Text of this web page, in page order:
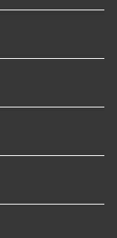
カー
カー